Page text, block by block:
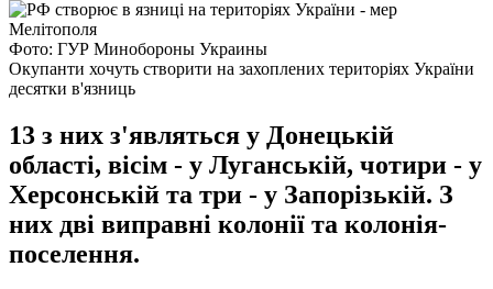
Фото: ГУР Минобороны Украины
Окупанти хочуть створити на захоплених територіях України
десятки в'язниць
13 з них з'являться у Донецькій
області, вісім - у Луганській, чотири - у
Херсонській та три - у Запорізькій. З
них дві виправні колонії та колонія-
поселення.